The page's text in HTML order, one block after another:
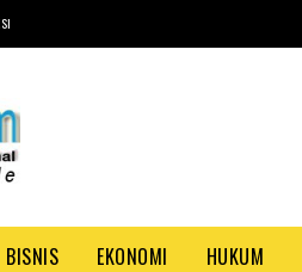
BISNIS EKONOMI HUKUM